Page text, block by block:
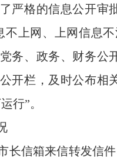
严格的信息公开审
不上网、上网信息
务、政务、财务公
开栏，及时公布相
行”。
信箱来信转发信件